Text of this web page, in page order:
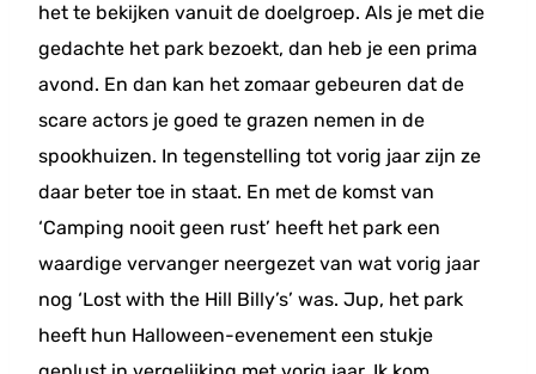
het te bekijken vanuit de doelgroep. Als je met die
gedachte het park bezoekt, dan heb je een prima
avond. En dan kan het zomaar gebeuren dat de
scare actors je goed te grazen nemen in de
spookhuizen. In tegenstelling tot vorig jaar zijn ze
daar beter toe in staat. En met de komst van
‘Camping nooit geen rust’ heeft het park een
waardige vervanger neergezet van wat vorig jaar
nog ‘Lost with the Hill Billy’s’ was. Jup, het park
heeft hun Halloween-evenement een stukje